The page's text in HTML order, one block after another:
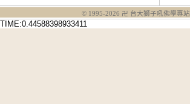
© 1995-2026 卍 台大獅子吼佛學專站
TIME:0.44588398933411